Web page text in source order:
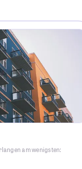
am wenigsten: